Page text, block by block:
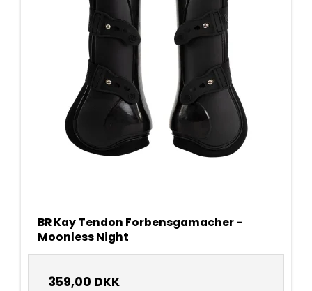
BR Kay Tendon Forbensgamacher -
Moonless Night
359,00 DKK